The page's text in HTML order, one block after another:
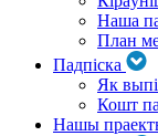
Наша
План
Падпіска
Як
Кошт
Нашы